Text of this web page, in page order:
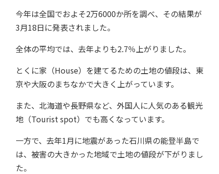
今年は全国でおよそ2万6000か所を調べ、その結果が
3月18日に発表されました。
全体の平均では、去年よりも2.7％上がりました。
とくに家（House）を建てるための土地の値段は、東
京や大阪のまちなかで大きく上がっています。
また、北海道や長野県など、外国人に人気のある観光
地（Tourist spot）でも高くなっています。
一方で、去年1月に地震があった石川県の能登半島で
は、被害の大きかった地域で土地の値段が下がりまし
た。